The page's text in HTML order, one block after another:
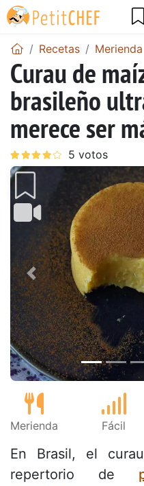
Recetas Merienda
Curau de
brasileño
merece ser
Anterior
Merienda Fácil
En Brasil, el
repertorio de